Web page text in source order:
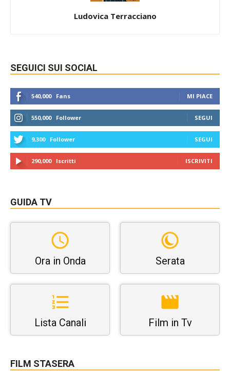
Ludovica Terracciano
SEGUICI SUI SOCIAL
540,000 Fans MI PIACE
550,000 Follower SEGUI
9,300 Follower SEGUI
290,000 Iscritti ISCRIVITI
GUIDA TV
Ora in Onda Serata
Lista Canali Film in Tv
FILM STASERA